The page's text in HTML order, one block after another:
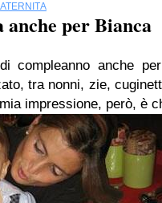
anche per Bianca
compleanno anche
tra nonni, zie,
impressione, però, è